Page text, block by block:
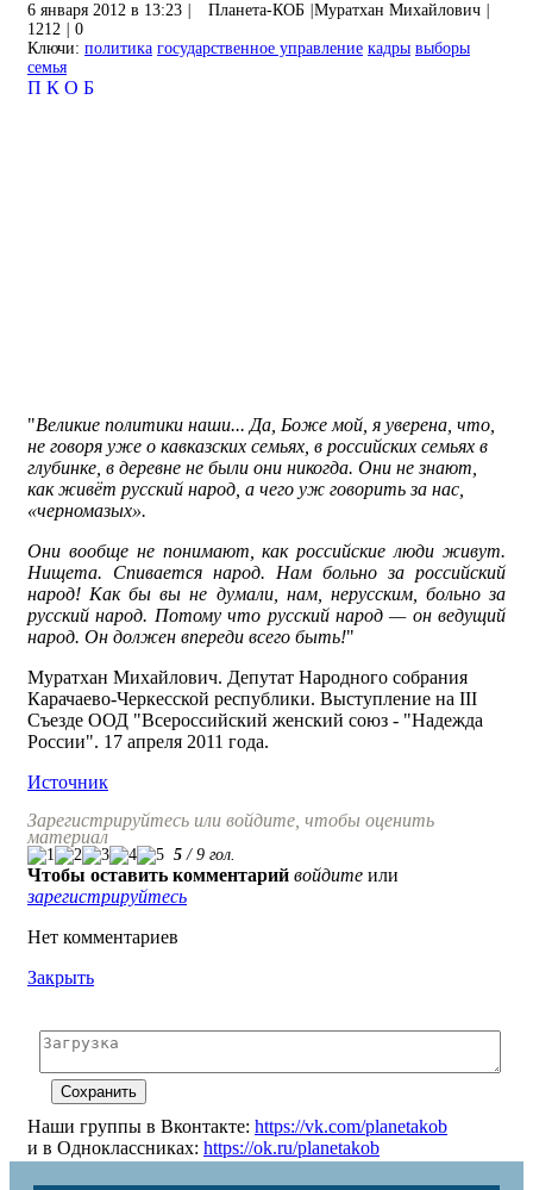
6 января 2012 в 13:23 Планета-КОБ Муратхан Михайлович
1212
0
Ключи: политика государственное управление кадры выборы
семья
П К О Б
"Великие политики наши... Да, Боже мой, я уверена, что,
не говоря уже о кавказских семьях, в российских семьях в
глубинке, в деревне не были они никогда. Они не знают,
как живёт русский народ, а чего уж говорить за нас,
«черномазых».
Они вообще не понимают, как российские люди живут.
Нищета. Спивается народ. Нам больно за российский
народ! Как бы вы не думали, нам, нерусским, больно за
русский народ. Потому что русский народ — он ведущий
народ. Он должен впереди всего быть!"
Муратхан Михайлович. Депутат Народного собрания
Карачаево-Черкесской республики. Выступление на III
Съезде ООД "Всероссийский женский союз - "Надежда
России". 17 апреля 2011 года.
Источник
Зарегистрируйтесь или войдите, чтобы оценить
материал
5 / 9 гол.
Чтобы оставить комментарий войдите или
зарегистрируйтесь
Нет комментариев
Закрыть
Наши группы в Вконтакте: https://vk.com/planetakob
и в Одноклассниках: https://ok.ru/planetakob